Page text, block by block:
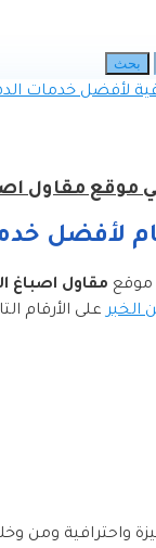
بحث
موقع مقاول
لأفضل
موقع مقاول اصباغ
الخبرعلى الأرقام